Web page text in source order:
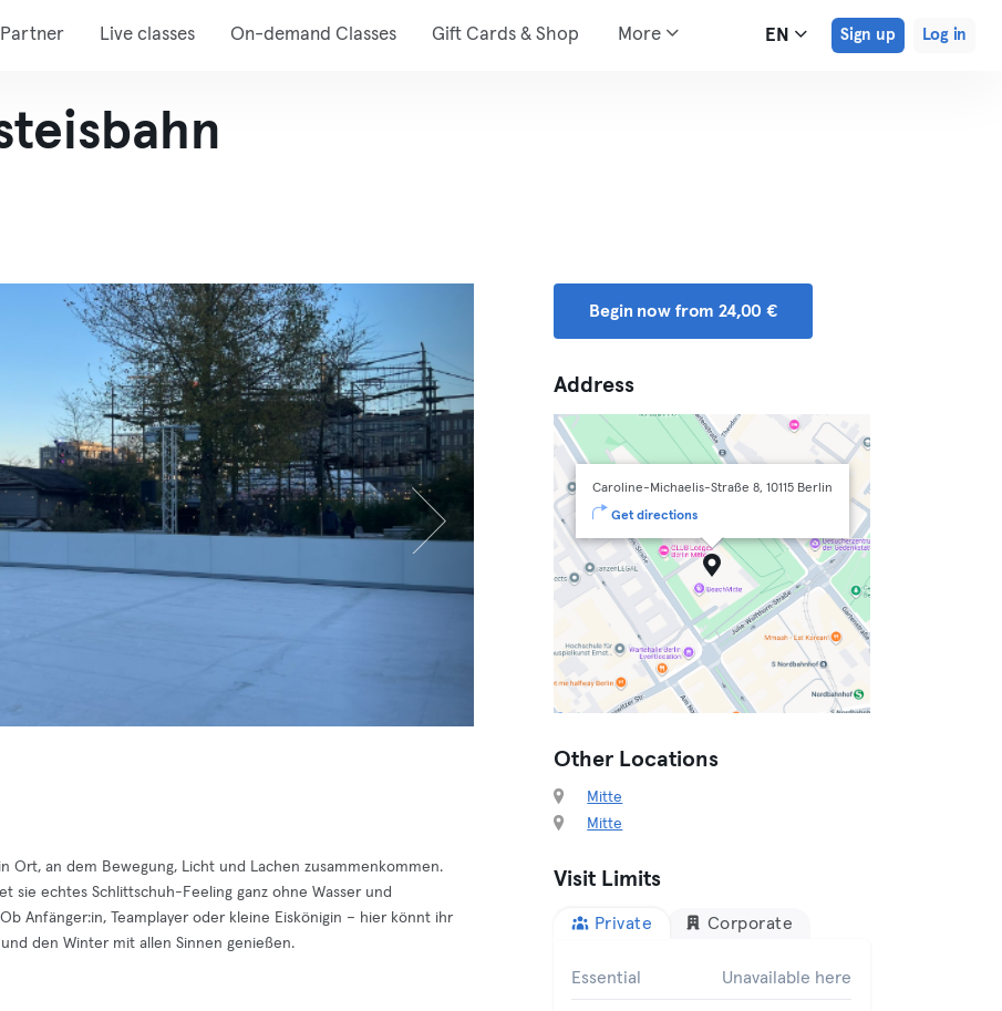
Partner Live classes On-demand Classes Gift Cards & Shop More EN Sign up Log in
Ort, an dem Bewegung, Licht und Lachen zusammenkommen.
sie echtes Schlittschuh-Feeling ganz ohne Wasser und
Anfänger:in, Teamplayer oder kleine Eiskönigin – hier könnt ihr
den Winter mit allen Sinnen genießen.
Begin now from 24,00 €
Address
Caroline-Michaelis-Straße 8, 10115 Berlin
Get directions
Other Locations
Mitte
Mitte
Visit Limits
Private Corporate
Essential Unavailable here